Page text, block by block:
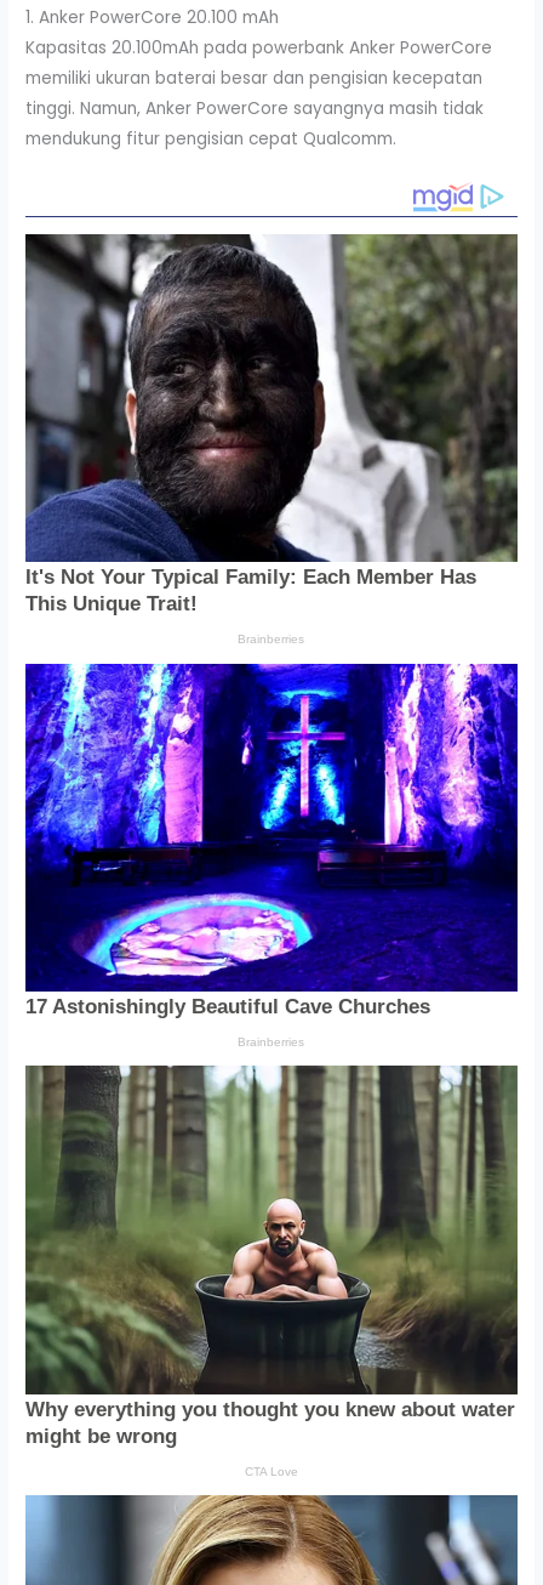
1. Anker PowerCore 20.100 mAh
Kapasitas 20.100mAh pada powerbank Anker PowerCore
memiliki ukuran baterai besar dan pengisian kecepatan
tinggi. Namun, Anker PowerCore sayangnya masih tidak
mendukung fitur pengisian cepat Qualcomm.